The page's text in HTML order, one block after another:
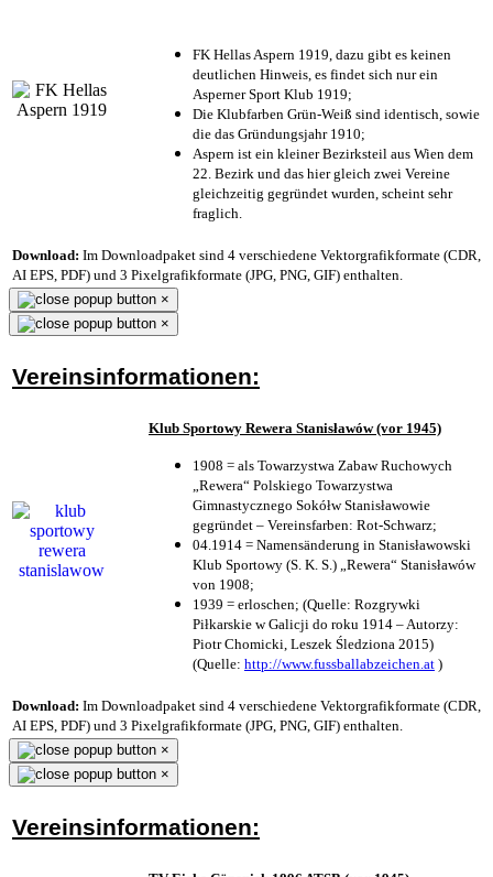
FK Hellas Aspern 1919, dazu gibt es keinen
deutlichen Hinweis, es findet sich nur ein
Asperner Sport Klub 1919;
Die Klubfarben Grün-Weiß sind identisch, sowie
die das Gründungsjahr 1910;
Aspern ist ein kleiner Bezirksteil aus Wien dem
22. Bezirk und das hier gleich zwei Vereine
gleichzeitig gegründet wurden, scheint sehr
fraglich.
Download: Im Downloadpaket sind 4 verschiedene Vektorgrafikformate (CDR,
AI EPS, PDF) und 3 Pixelgrafikformate (JPG, PNG, GIF) enthalten.
×
×
Vereinsinformationen:
Klub Sportowy Rewera Stanisławów (vor 1945)
1908 = als Towarzystwa Zabaw Ruchowych
„Rewera“ Polskiego Towarzystwa
Gimnastycznego Sokółw Stanisławowie
gegründet – Vereinsfarben: Rot-Schwarz;
04.1914 = Namensänderung in Stanisławowski
Klub Sportowy (S. K. S.) „Rewera“ Stanisławów
von 1908;
1939 = erloschen; (Quelle: Rozgrywki
Piłkarskie w Galicji do roku 1914 – Autorzy:
Piotr Chomicki, Leszek Śledziona 2015)
(Quelle: http://www.fussballabzeichen.at )
Download: Im Downloadpaket sind 4 verschiedene Vektorgrafikformate (CDR,
AI EPS, PDF) und 3 Pixelgrafikformate (JPG, PNG, GIF) enthalten.
×
×
Vereinsinformationen: